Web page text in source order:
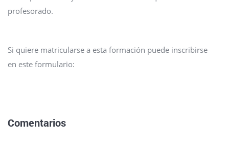
profesorado.
Si quiere matricularse a esta formación puede inscribirse
en este formulario:
Comentarios